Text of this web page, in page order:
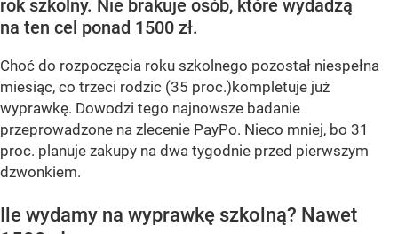
rok szkolny. Nie brakuje osób, które wydadzą
na ten cel ponad 1500 zł.
Choć do rozpoczęcia roku szkolnego pozostał niespełna
miesiąc, co trzeci rodzic (35 proc.)kompletuje już
wyprawkę. Dowodzi tego najnowsze badanie
przeprowadzone na zlecenie PayPo. Nieco mniej, bo 31
proc. planuje zakupy na dwa tygodnie przed pierwszym
dzwonkiem.
Ile wydamy na wyprawkę szkolną? Nawet